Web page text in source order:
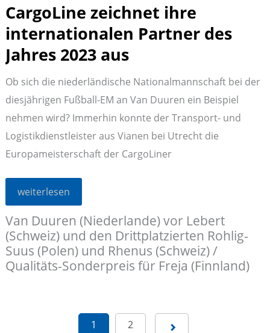
CargoLine zeichnet ihre
internationalen Partner des
Jahres 2023 aus
Ob sich die niederländische Nationalmannschaft bei der
diesjährigen Fußball-EM an Van Duuren ein Beispiel
nehmen wird? Immerhin konnte der Transport- und
Logistikdienstleister aus Vianen bei Utrecht die
Europameisterschaft der CargoLiner
CargoLine
ihre
internationalen
Partner
des
Jahres
2023
aus
weiterlesen
Van Duuren (Niederlande) vor Lebert
(Schweiz) und den Drittplatzierten Rohlig-
Suus (Polen) und Rhenus (Schweiz) /
Qualitäts-Sonderpreis für Freja (Finnland)
1 2